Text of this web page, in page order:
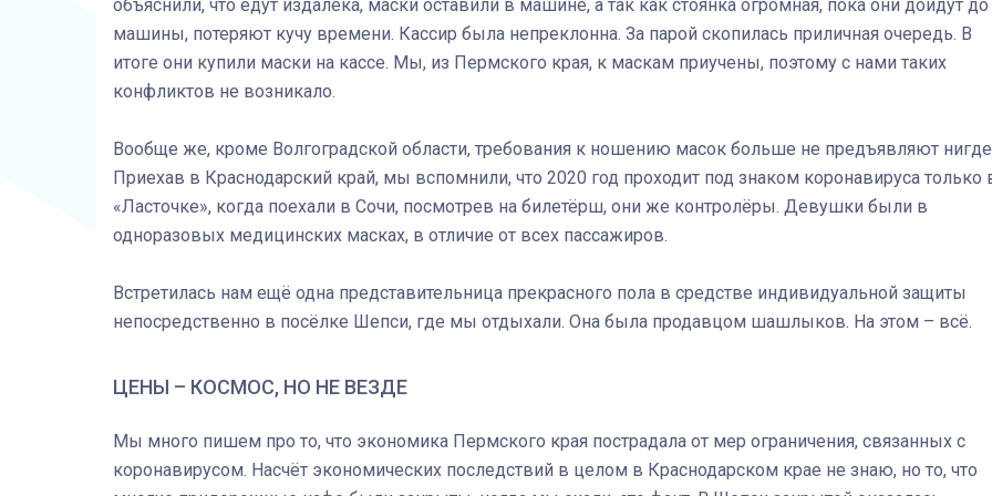
объяснили, что едут издалека, маски оставили в машине, а так как стоянка огромная, пока они дойдут до
машины, потеряют кучу времени. Кассир была непреклонна. За парой скопилась приличная очередь. В
итоге они купили маски на кассе. Мы, из Пермского края, к маскам приучены, поэтому с нами таких
конфликтов не возникало.
Вообще же, кроме Волгоградской области, требования к ношению масок больше не предъявляют
Приехав в Краснодарский край, мы вспомнили, что 2020 год проходит под знаком коронавируса только
«Ласточке», когда поехали в Сочи, посмотрев на билетёрш, они же контролёры. Девушки были в
одноразовых медицинских масках, в отличие от всех пассажиров.
Встретилась нам ещё одна представительница прекрасного пола в средстве индивидуальной защиты
непосредственно в посёлке Шепси, где мы отдыхали. Она была продавцом шашлыков. На этом – всё.
ЦЕНЫ – КОСМОС, НО НЕ ВЕЗДЕ
Мы много пишем про то, что экономика Пермского края пострадала от мер ограничения, связанных с
коронавирусом. Насчёт экономических последствий в целом в Краснодарском крае не знаю, но то, что